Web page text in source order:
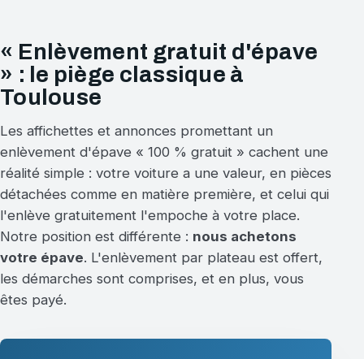
« Enlèvement gratuit d'épave
» : le piège classique à
Toulouse
Les affichettes et annonces promettant un
enlèvement d'épave « 100 % gratuit » cachent une
réalité simple : votre voiture a une valeur, en pièces
détachées comme en matière première, et celui qui
l'enlève gratuitement l'empoche à votre place.
Notre position est différente : nous achetons
votre épave. L'enlèvement par plateau est offert,
les démarches sont comprises, et en plus, vous
êtes payé.